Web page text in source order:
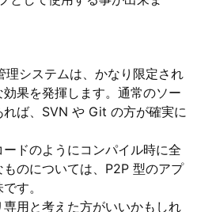
理システムは、かなり限定され
果を発揮します。通常のソー
れば、SVN や Git の方が確実に
ドのようにコンパイル時に全
のについては、P2P 型のアプ
す。
専用と考えた方がいいかもしれ